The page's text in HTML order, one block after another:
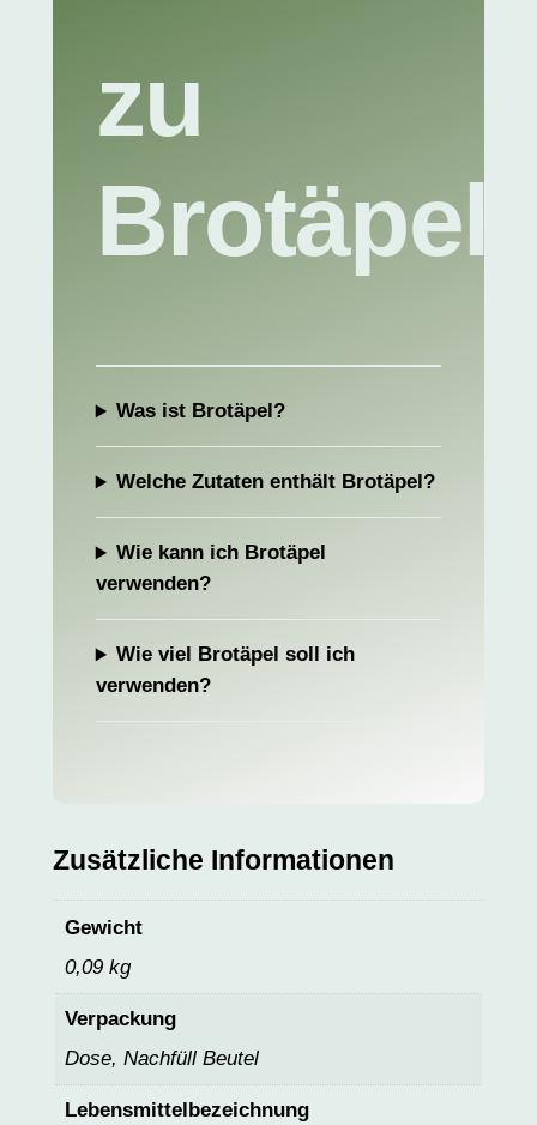
zu
Brotäpel
Was ist Brotäpel?
Welche Zutaten enthält Brotäpel?
Wie kann ich Brotäpel
verwenden?
Wie viel Brotäpel soll ich
verwenden?
Zusätzliche Informationen
Gewicht
0,09 kg
Verpackung
Dose, Nachfüll Beutel
Lebensmittelbezeichnung